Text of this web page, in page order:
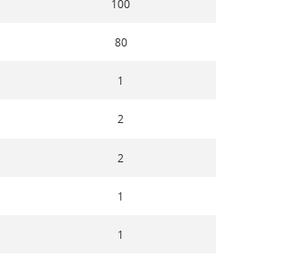
100
80
1
2
2
1
1